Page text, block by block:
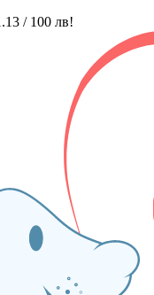
/ 100 лв!